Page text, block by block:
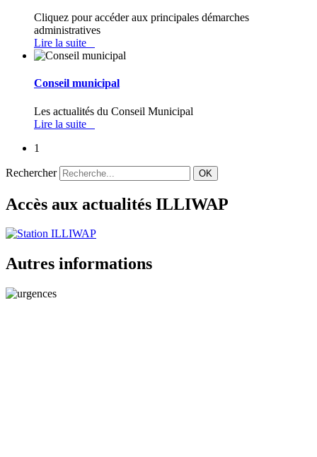
Cliquez pour accéder aux principales démarches
administratives
Lire la suite
Conseil municipal
Les actualités du Conseil Municipal
Lire la suite
1
Rechercher OK
Accès aux actualités ILLIWAP
Autres informations